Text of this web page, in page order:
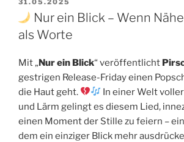
AM
31.05.2025
Nur ein Blick – Wenn
als Worte
Mit „Nur ein Blick“ veröffentlicht
gestrigen Release-Friday einen
die Haut geht.
In einer Welt
und Lärm gelingt es diesem Lied,
einen Moment der Stille zu feiern –
dem ein einziger Blick mehr